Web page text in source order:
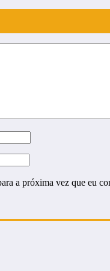
a próxima vez que eu